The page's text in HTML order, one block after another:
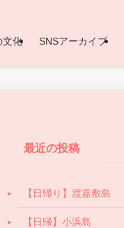
文化 SNSアーカイブ
最近の投稿
【日帰り】渡嘉敷島
【日帰】小浜島